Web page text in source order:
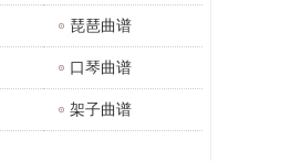
琵琶曲谱
口琴曲谱
架子曲谱